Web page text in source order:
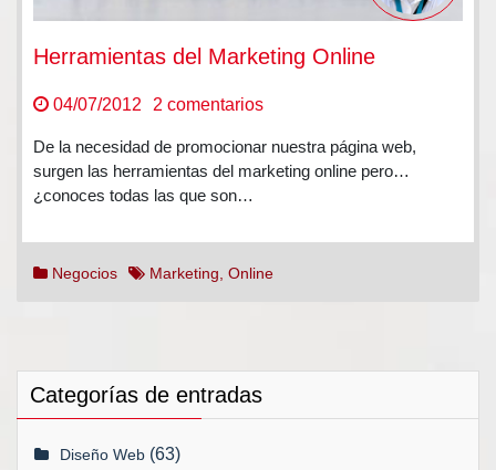
Herramientas del Marketing Online
04/07/2012 2 comentariosen
del
Marketing
De la necesidad de promocionar nuestra página web,
surgen las herramientas del marketing online pero…
¿conoces todas las que son…
Negocios Marketing, Online
Categorías de entradas
Diseño Web (63)